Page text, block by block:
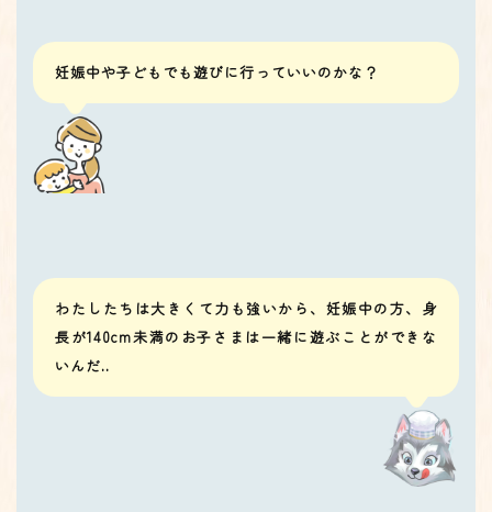
妊娠中や子どもでも遊びに行っていいのかな？
わたしたちは大きくて力も強いから、妊娠中の方、身
長が140cm未満のお子さまは一緒に遊ぶことができな
いんだ..